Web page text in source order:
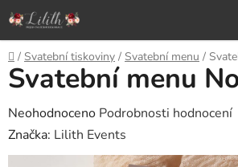
Přejít
na
obsah
Domů
/ Svatební tiskoviny / Svatební menu /
Svatební menu
Průměrné
hodnocení
produktu
Neohodnoceno Podrobnosti hodnocení
Značka: Lilith Events